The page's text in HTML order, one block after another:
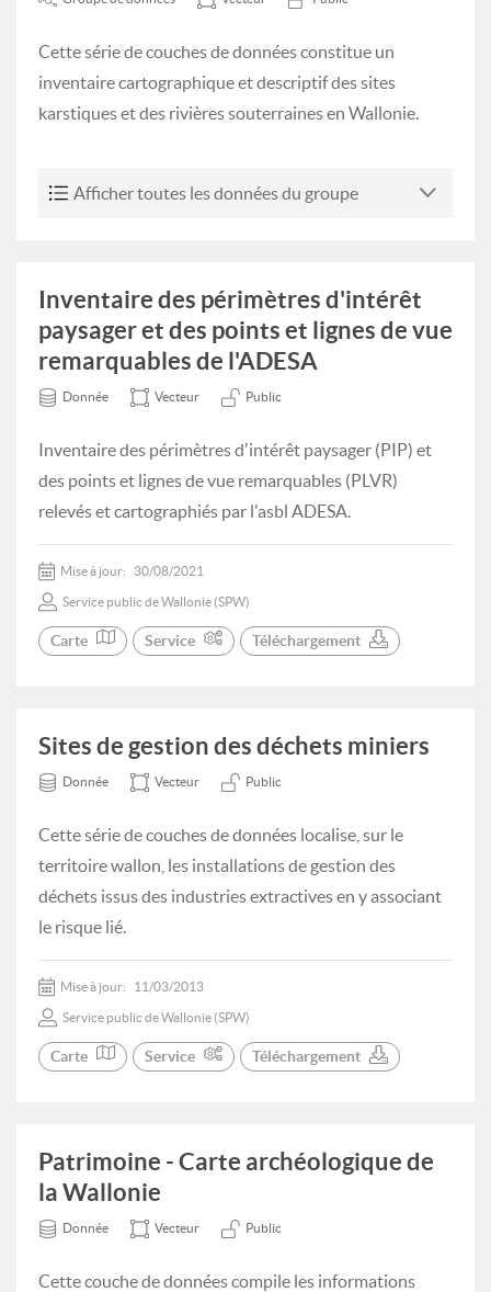
Cette série de couches de données constitue un
inventaire cartographique et descriptif des sites
karstiques et des rivières souterraines en Wallonie.
Afficher toutes les données du groupe
Inventaire des périmètres d'intérêt
paysager et des points et lignes de vue
remarquables de l'ADESA
Donnée Vecteur Public
Inventaire des périmètres d'intérêt paysager (PIP) et
des points et lignes de vue remarquables (PLVR)
relevés et cartographiés par l'asbl ADESA.
Mise à jour: 30/08/2021
Service public de Wallonie (SPW)
Carte Service Téléchargement
Sites de gestion des déchets miniers
Donnée Vecteur Public
Cette série de couches de données localise, sur le
territoire wallon, les installations de gestion des
déchets issus des industries extractives en y associant
le risque lié.
Mise à jour: 11/03/2013
Service public de Wallonie (SPW)
Carte Service Téléchargement
Patrimoine - Carte archéologique de
la Wallonie
Donnée Vecteur Public
Cette couche de données compile les informations